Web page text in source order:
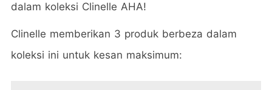
dalam koleksi Clinelle AHA!
Clinelle memberikan 3 produk berbeza dalam
koleksi ini untuk kesan maksimum: